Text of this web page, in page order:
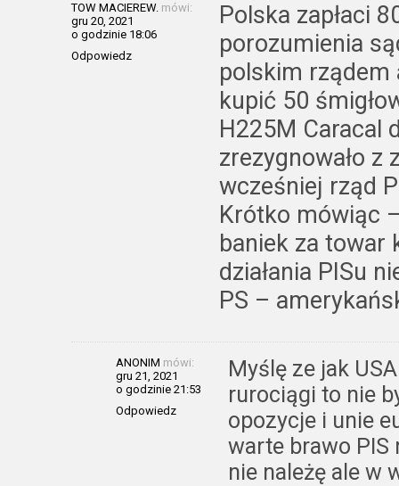
TOW MACIEREW. mówi:
gru 20, 2021
o godzinie 18:06
Odpowiedz
Polska zapłaci
porozumienia
polskim rządem
kupić 50
H225M Caracal
zrezygnowało z
wcześniej rząd
Krótko mówiąc
baniek za towar
działania PISu
PS –
ANONIM mówi:
gru 21, 2021
o godzinie 21:53
Odpowiedz
Myślę ze jak
rurociągi to nie
opozycje i unie
warte brawo PIS
nie należę ale w